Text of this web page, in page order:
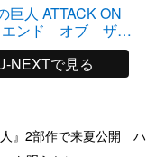
巨人 ATTACK ON
エンド オブ ザ
ワールド
NEXTで見る
』2部作で来夏公開 ハ